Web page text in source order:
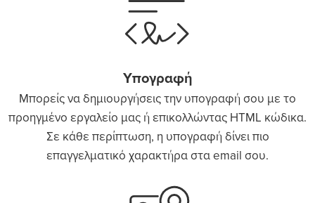
Υπογραφή
Μπορείς να δημιουργήσεις την υπογραφή σου με το
προηγμένο εργαλείο μας ή επικολλώντας HTML κώδικα.
Σε κάθε περίπτωση, η υπογραφή δίνει πιο
επαγγελματικό χαρακτήρα στα email σου.